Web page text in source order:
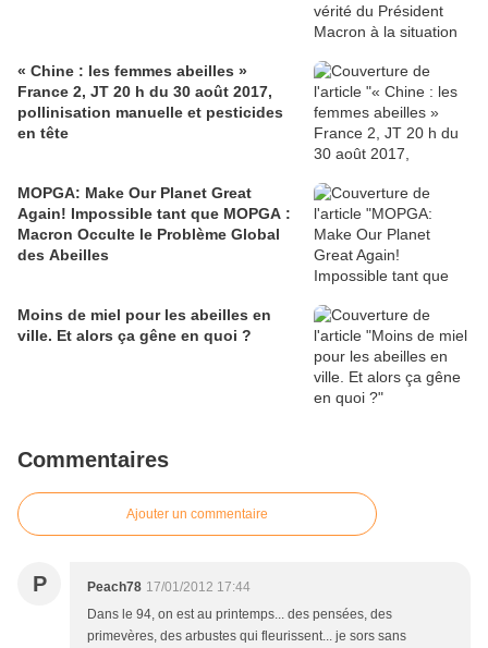
« Chine : les femmes abeilles »
France 2, JT 20 h du 30 août 2017,
pollinisation manuelle et pesticides
en tête
MOPGA: Make Our Planet Great
Again! Impossible tant que MOPGA :
Macron Occulte le Problème Global
des Abeilles
Moins de miel pour les abeilles en
ville. Et alors ça gêne en quoi ?
Commentaires
Ajouter un commentaire
P Peach78 17/01/2012 17:44
Dans le 94, on est au printemps... des pensées, des
primevères, des arbustes qui fleurissent... je sors sans